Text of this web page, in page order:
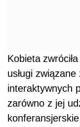
Kobieta
usługi
interaktywnych
zarówno z jej